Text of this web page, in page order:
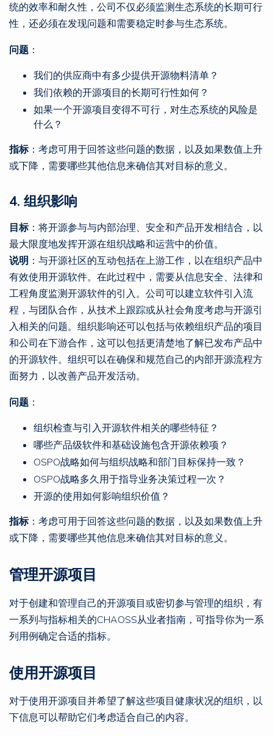
统的效率和耐久性，公司不仅必须监测生态系统的长期可行
性，还必须在发现问题和需要稳定时参与生态系统。
问题 ：
我们的供应商中有多少提供开源物料清单？
我们依赖的开源项目的长期可行性如何？
如果一个开源项目变得不可行，对生态系统的风险是
什么？
指标：考虑可用于回答这些问题的数据，以及如果数值上升
或下降，需要哪些其他信息来确信其对目标的意义。
4. 组织影响
目标：将开源参与与内部治理、安全和产品开发相结合，以
最大限度地发挥开源在组织战略和运营中的价值。
说明 ：与开源社区的互动包括在上游工作，以在组织产品中
有效使用开源软件。在此过程中，需要从信息安全、法律和
工程角度监测开源软件的引入。公司可以建立软件引入流
程，与团队合作，从技术上跟踪或从社会角度考虑与开源引
入相关的问题。组织影响还可以包括与依赖组织产品的项目
和公司在下游合作，这可以包括更清楚地了解已发布产品中
的开源软件。组织可以在确保和规范自己的内部开源流程方
面努力，以改善产品开发活动。
问题 ：
组织检查与引入开源软件相关的哪些特征？
哪些产品级软件和基础设施包含开源依赖项？
OSPO战略如何与组织战略和部门目标保持一致？
OSPO战略多久用于指导业务决策过程一次？
开源的使用如何影响组织价值？
指标：考虑可用于回答这些问题的数据，以及如果数值上升
或下降，需要哪些其他信息来确信其对目标的意义。
管理开源项目
对于创建和管理自己的开源项目或密切参与管理的组织，有
一系列与指标相关的CHAOSS从业者指南，可指导你为一系
列用例确定合适的指标。
使用开源项目
对于使用开源项目并希望了解这些项目健康状况的组织，以
下信息可以帮助它们考虑适合自己的内容。